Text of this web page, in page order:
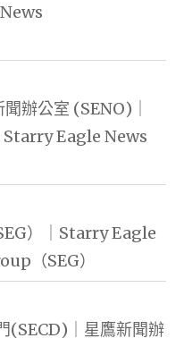
辦公室 (SENO)｜
Eagle News
）｜Starry Eagle
（SEG）
(SECD)｜星鷹新聞辦